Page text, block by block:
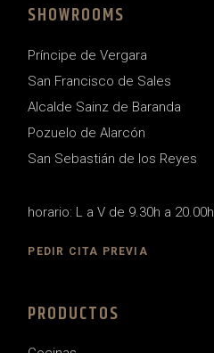
SHOWROOMS
Príncipe de Vergara
San Francisco de Sales
Alcalde Sainz de Baranda
Pozuelo de Alarcón
San Sebastián de los Reyes
horario: L a V de 9.30h a 20.00h
PEDIR CITA PREVIA
PRODUCTOS